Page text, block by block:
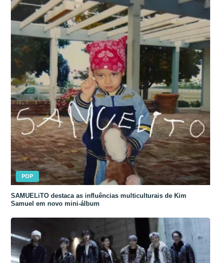
POP
SAMUELiTO destaca as influências multiculturais de Kim
Samuel em novo mini-álbum